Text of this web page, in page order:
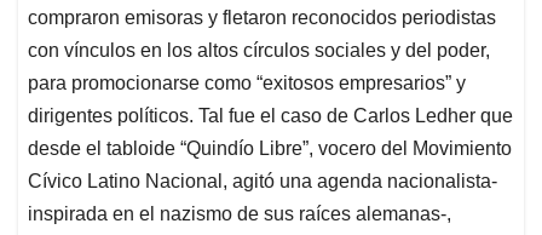
compraron emisoras y fletaron reconocidos periodistas
con vínculos en los altos círculos sociales y del poder,
para promocionarse como “exitosos empresarios” y
dirigentes políticos. Tal fue el caso de Carlos Ledher que
desde el tabloide “Quindío Libre”, vocero del Movimiento
Cívico Latino Nacional, agitó una agenda nacionalista-
inspirada en el nazismo de sus raíces alemanas-,